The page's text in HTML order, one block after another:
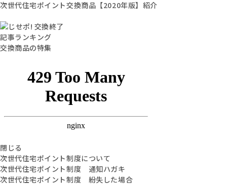
次世代住宅ポイント交換商品【2020年版】紹介
記事ランキング
交換商品の特集
閉じる
次世代住宅ポイント制度について
次世代住宅ポイント制度 通知ハガキ
次世代住宅ポイント制度 紛失した場合